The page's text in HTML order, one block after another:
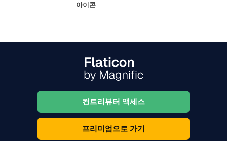
아이콘
컨트리뷰터 액세스
프리미엄으로 가기